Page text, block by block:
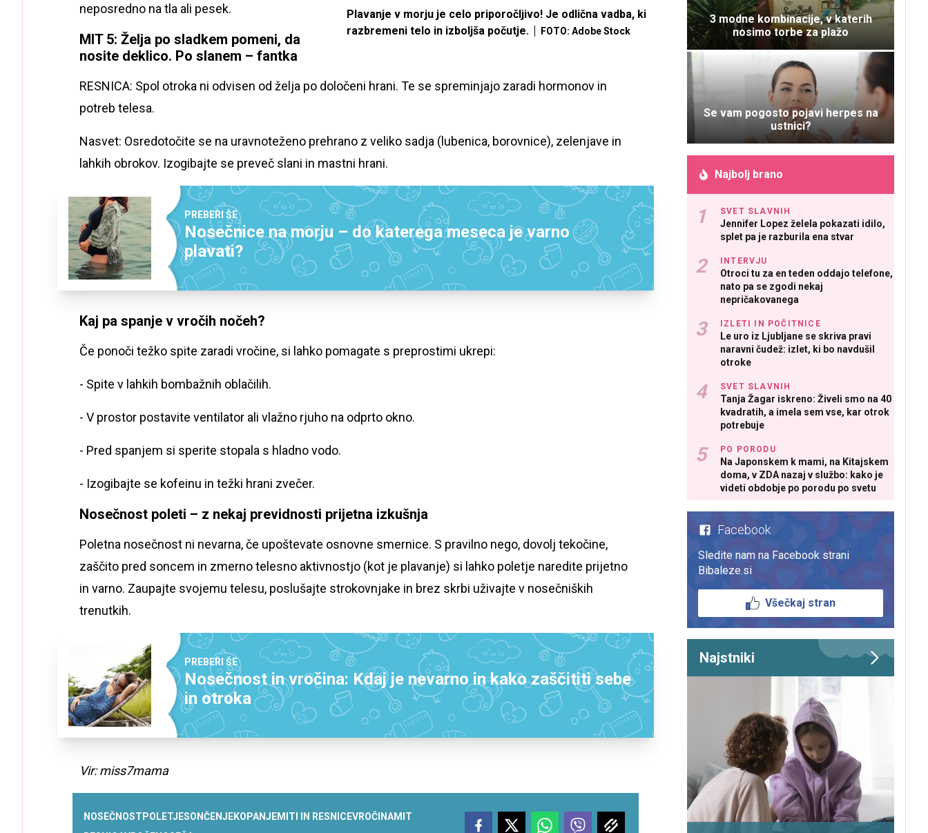
Plavanje v morju je celo priporočljivo! Je odlična vadba, ki
razbremeni telo in izboljša počutje.
FOTO: Adobe Stock
neposredno na tla ali pesek.
MIT 5: Želja po sladkem pomeni, da
nosite deklico. Po slanem – fantka
RESNICA: Spol otroka ni odvisen od želja po določeni hrani. Te se spreminjajo zaradi hormonov in
potreb telesa.
Nasvet: Osredotočite se na uravnoteženo prehrano z veliko sadja (lubenica, borovnice), zelenjave in
lahkih obrokov. Izogibajte se preveč slani in mastni hrani.
PREBERI ŠE
Nosečnice na morju – do katerega meseca je varno
plavati?
Kaj pa spanje v vročih nočeh?
Če ponoči težko spite zaradi vročine, si lahko pomagate s preprostimi ukrepi:
- Spite v lahkih bombažnih oblačilih.
- V prostor postavite ventilator ali vlažno rjuho na odprto okno.
- Pred spanjem si sperite stopala s hladno vodo.
- Izogibajte se kofeinu in težki hrani zvečer.
Nosečnost poleti – z nekaj previdnosti prijetna izkušnja
Poletna nosečnost ni nevarna, če upoštevate osnovne smernice. S pravilno nego, dovolj tekočine,
zaščito pred soncem in zmerno telesno aktivnostjo (kot je plavanje) si lahko poletje naredite prijetno
in varno. Zaupajte svojemu telesu, poslušajte strokovnjake in brez skrbi uživajte v nosečniških
trenutkih.
PREBERI ŠE
Nosečnost in vročina: Kdaj je nevarno in kako zaščititi sebe
in otroka
Vir: miss7mama
NOSEČNOST POLETJESONČENJEKOPANJEMITI IN RESNICEVROČINAMIT
3 modne kombinacije, v katerih
nosimo torbe za plažo
Se vam pogosto pojavi herpes na
ustnici?
Najbolj brano
SVET SLAVNIH
Jennifer Lopez želela pokazati idilo,
splet pa je razburila ena stvar
INTERVJU
Otroci tu za en teden oddajo telefone,
nato pa se zgodi nekaj
nepričakovanega
IZLETI IN POČITNICE
Le uro iz Ljubljane se skriva pravi
naravni čudež: izlet, ki bo navdušil
otroke
SVET SLAVNIH
Tanja Žagar iskreno: Živeli smo na 40
kvadratih, a imela sem vse, kar otrok
potrebuje
PO PORODU
Na Japonskem k mami, na Kitajskem
doma, v ZDA nazaj v službo: kako je
videti obdobje po porodu po svetu
Facebook
Sledite nam na Facebook strani
Bibaleze.si
Všečkaj stran
Najstniki